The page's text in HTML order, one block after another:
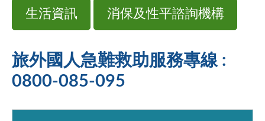
生活資訊 消保及性平諮詢機構
旅外國人急難救助服務專線 :
0800-085-095